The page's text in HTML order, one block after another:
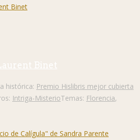
Binet
histórica: Premio Hislibris mejor cubierta
Intriga-MisterioTemas: Florencia,